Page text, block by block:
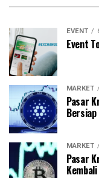
EVENT
Event
MARKET
Pasar
MARKET
Pasar